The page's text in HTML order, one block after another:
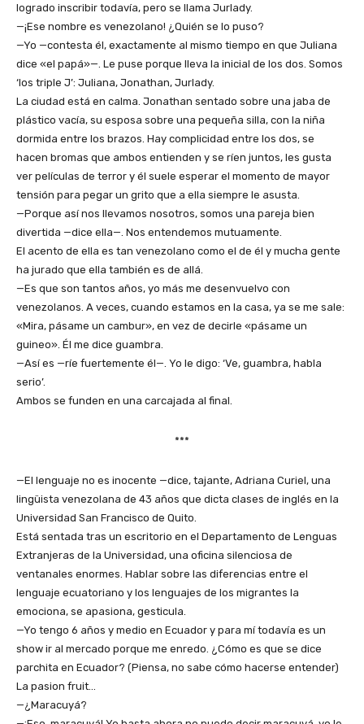
logrado inscribir todavía, pero se llama Jurlady.
—¡Ese nombre es venezolano! ¿Quién se lo puso?
—Yo —contesta él, exactamente al mismo tiempo en que Juliana
dice «el papá»—. Le puse porque lleva la inicial de los dos. Somos
‘los triple J’: Juliana, Jonathan, Jurlady.
La ciudad está en calma. Jonathan sentado sobre una jaba de
plástico vacía, su esposa sobre una pequeña silla, con la niña
dormida entre los brazos. Hay complicidad entre los dos, se
hacen bromas que ambos entienden y se ríen juntos, les gusta
ver películas de terror y él suele esperar el momento de mayor
tensión para pegar un grito que a ella siempre le asusta.
—Porque así nos llevamos nosotros, somos una pareja bien
divertida —dice ella—. Nos entendemos mutuamente.
El acento de ella es tan venezolano como el de él y mucha gente
ha jurado que ella también es de allá.
—Es que son tantos años, yo más me desenvuelvo con
venezolanos. A veces, cuando estamos en la casa, ya se me sale:
«Mira, pásame un cambur», en vez de decirle «pásame un
guineo». Él me dice guambra.
—Así es —ríe fuertemente él—. Yo le digo: ‘Ve, guambra, habla
serio’.
Ambos se funden en una carcajada al final.
***
—El lenguaje no es inocente —dice, tajante, Adriana Curiel, una
lingüista venezolana de 43 años que dicta clases de inglés en la
Universidad San Francisco de Quito.
Está sentada tras un escritorio en el Departamento de Lenguas
Extranjeras de la Universidad, una oficina silenciosa de
ventanales enormes. Hablar sobre las diferencias entre el
lenguaje ecuatoriano y los lenguajes de los migrantes la
emociona, se apasiona, gesticula.
—Yo tengo 6 años y medio en Ecuador y para mí todavía es un
show ir al mercado porque me enredo. ¿Cómo es que se dice
parchita en Ecuador? (Piensa, no sabe cómo hacerse entender)
La pasion fruit…
—¿Maracuyá?